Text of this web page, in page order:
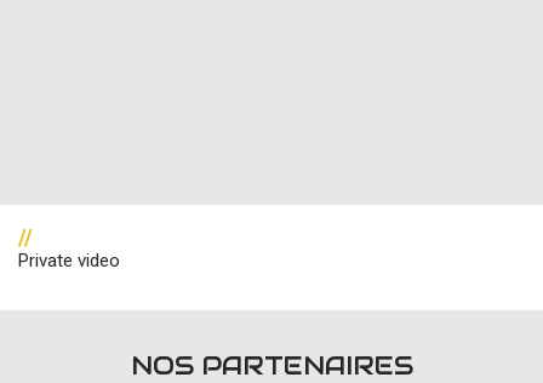
//
Private video
NOS PARTENAIRES